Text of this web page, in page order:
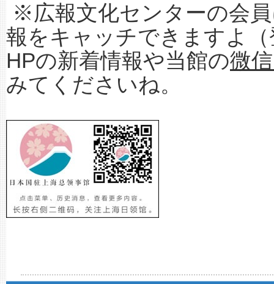
※広報文化センターの会
報をキャッチできますよ
HPの新着情報や当館の微
みてくださいね。